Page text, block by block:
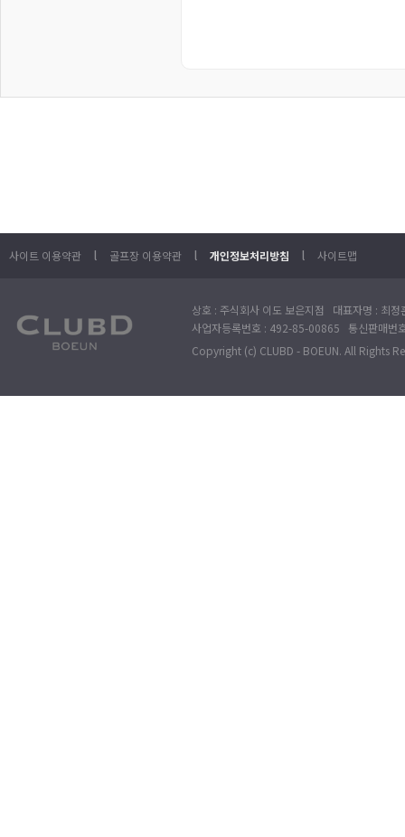
사이트 이용약관 l 골프장 이용약관 l 개인정보처리방침 l 사이트맵
상호 : 주식회사 이도 보은지점 대표자명 : 최
사업자등록번호 : 492-85-00865 통신판매
Copyright (c) CLUBD - BOEUN. All Rights